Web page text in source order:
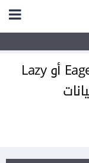
ما الأفضل , Eager loading أو Lazy